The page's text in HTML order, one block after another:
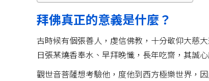
拜佛真正的意義是什麼？
古時候有個張善人，虔信佛教，十分敬仰大慈
日張某燒香奉水、早拜晚懺，長年吃齋，其誠
觀世音菩薩想考驗他，度他到西方極樂世界，